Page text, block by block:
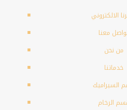
الالكتروني
معنا
من نحن
خدماتنا
السيراميك
الرخام